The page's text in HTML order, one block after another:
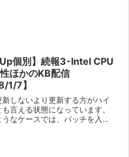
個別】続報3-Intel CPU
ほかのKB配信
1/7】
新しないより更新する方がハイ
も言える状態になっています。
うなケースでは、パッチを入れ